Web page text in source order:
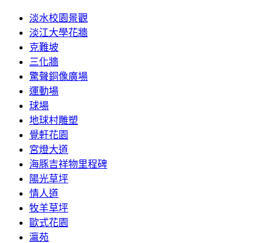
淡水校園景觀
淡江大學花牆
克難坡
三化牆
驚聲銅像廣場
運動場
球場
地球村雕塑
覺軒花園
宮燈大道
海豚吉祥物里程碑
陽光草坪
情人道
牧羊草坪
歐式花園
瀛苑